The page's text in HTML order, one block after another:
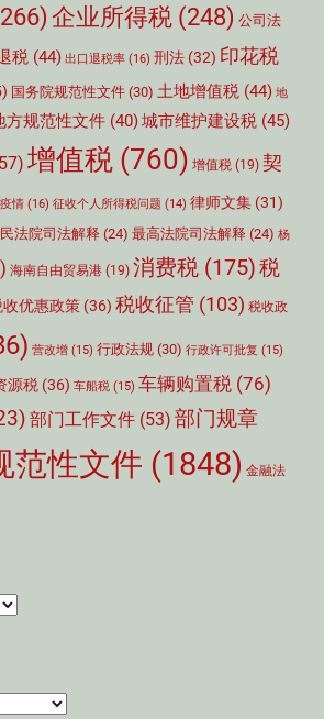
企业所得税 (248) 公司法
税 (44) 出口退税率 (16) 刑法 (32) 印花税
国务院规范性文件 (30) 土地增值税 (44) 地
方规范性文件 (40)城市维护建设税 (45)
增值税 (760) 增值税 (19) 契
情 (16) 征收个人所得税问题 (14) 律师文集 (31)
法院司法解释 (24) 最高法院司法解释 (24) 杨
海南自由贸易港 (19) 消费税 (175)税
收优惠政策 (36) 税收征管 (103) 税收政
营改增 (15) 行政法规 (30) 行政许可批复 (15)
源税 (36) 车船税 (15) 车辆购置税 (76)
部门工作文件 (53) 部门规章
范性文件 (1848) 金融法